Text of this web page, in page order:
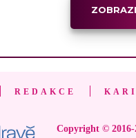
REDAKCE
Copyright © 2016-